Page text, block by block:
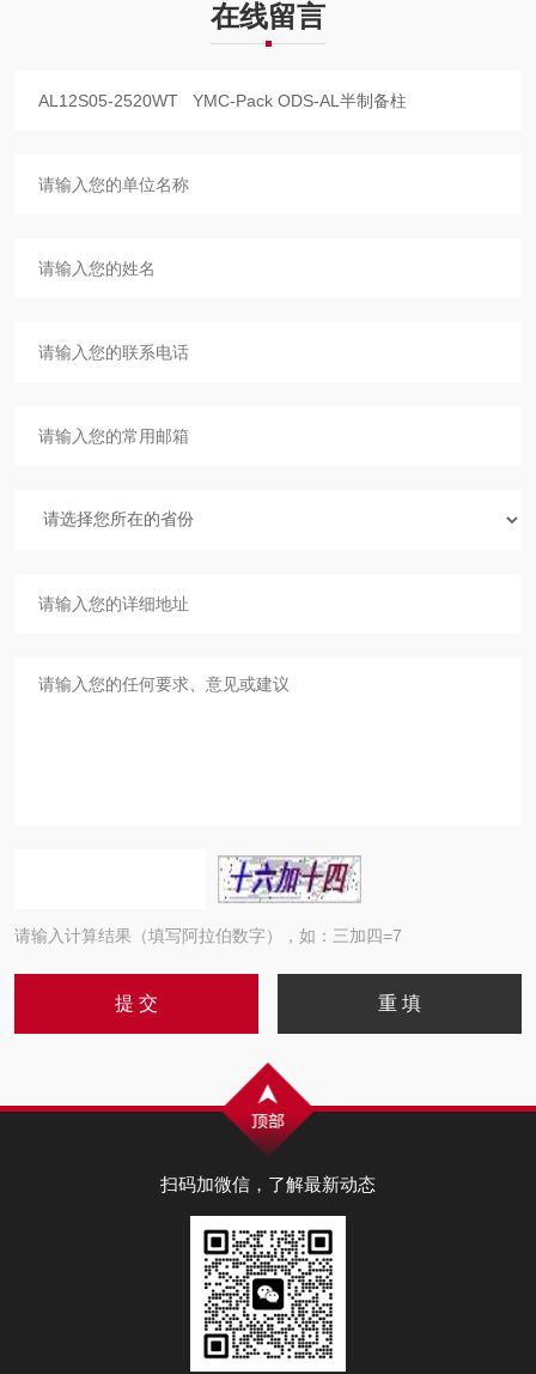
在线留言
请输入计算结果（填写阿拉伯数字），如：三加四=7
扫码加微信，了解最新动态